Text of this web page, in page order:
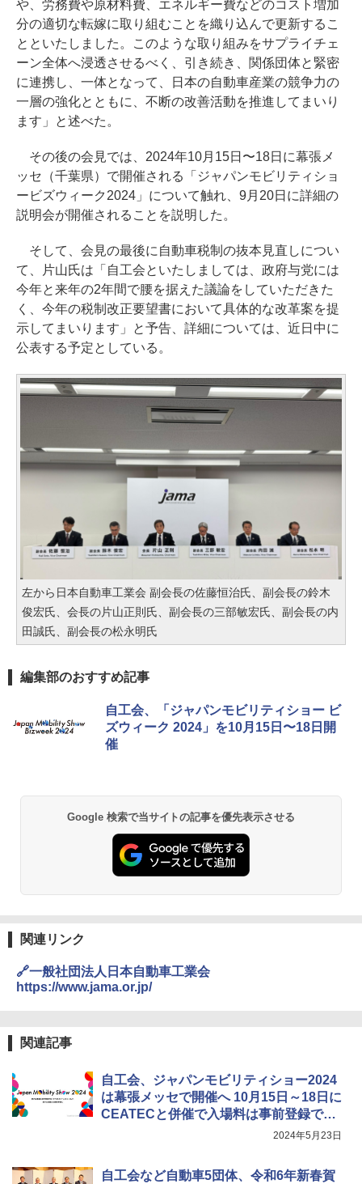
や、労務費や原材料費、エネルギー費などのコスト増加
分の適切な転嫁に取り組むことを織り込んで更新するこ
とといたしました。このような取り組みをサプライチェ
ーン全体へ浸透させるべく、引き続き、関係団体と緊密
に連携し、一体となって、日本の自動車産業の競争力の
一層の強化とともに、不断の改善活動を推進してまいり
ます」と述べた。
その後の会見では、2024年10月15日〜18日に幕張メ
ッセ（千葉県）で開催される「ジャパンモビリティショ
ービズウィーク2024」について触れ、9月20日に詳細の
説明会が開催されることを説明した。
そして、会見の最後に自動車税制の抜本見直しについ
て、片山氏は「自工会といたしましては、政府与党には
今年と来年の2年間で腰を据えた議論をしていただきた
く、今年の税制改正要望書において具体的な改革案を提
示してまいります」と予告、詳細については、近日中に
公表する予定としている。
左から日本自動車工業会 副会長の佐藤恒治氏、副会長の鈴木
俊宏氏、会長の片山正則氏、副会長の三部敏宏氏、副会長の内
田誠氏、副会長の松永明氏
編集部のおすすめ記事
自工会、「ジャパンモビリティショー ビ
ズウィーク 2024」を10月15日〜18日開
催
Google 検索で当サイトの記事を優先表示させる
関連リンク
🔗一般社団法人日本自動車工業会
https://www.jama.or.jp/
関連記事
自工会、ジャパンモビリティショー2024
は幕張メッセで開催へ 10月15日～18日に
CEATECと併催で入場料は事前登録で無
2024年5月23日
自工会など自動車5団体、令和6年新春賀